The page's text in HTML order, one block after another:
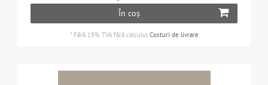
În coș
* Fără 19% TVAfără calculul Costuri de livrare